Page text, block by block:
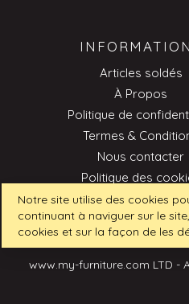
Articles soldés
À Propos
Politique de
Termes &
Nous contacter
Politique des
Professionnel
www.my-furniture.com LTD -
Notre site utilise des cookies
continuant à naviguer sur le
cookies et sur la façon de les